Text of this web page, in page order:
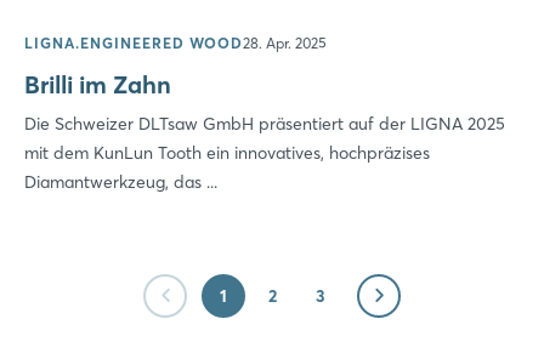
LIGNA.ENGINEERED WOOD28. Apr. 2025
Brilli im Zahn
Die Schweizer DLTsaw GmbH präsentiert auf der LIGNA 2025
mit dem KunLun Tooth ein innovatives, hochpräzises
Diamantwerkzeug, das ...
1 2 3